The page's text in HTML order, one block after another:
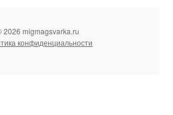
2026 migmagsvarka.ru
конфиденциальности